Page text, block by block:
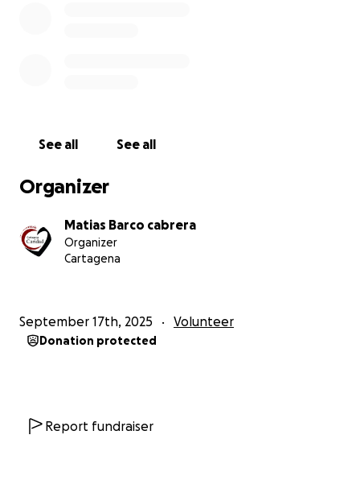
See all See all
Organizer
Matias Barco cabrera
Organizer
Cartagena
September 17th, 2025 Volunteer
Donation protected
Report fundraiser